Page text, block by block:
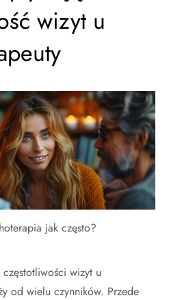
wizyt u
jak często?
wizyt u
od wielu czynników. Przede